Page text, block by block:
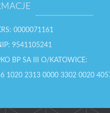
0000071161
9541105241
BP SA III O/KATOWICE:
1020 2313 0000 3302 0020